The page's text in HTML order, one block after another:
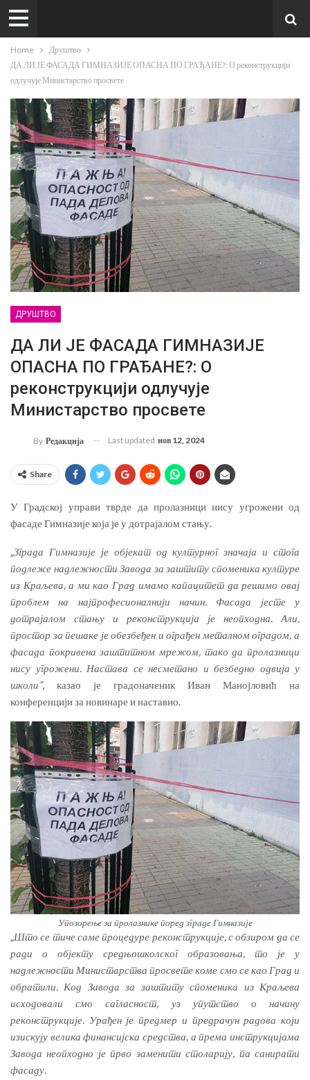
Home
Друштво
ДА ЛИ ЈЕ ФАСАДА ГИМНАЗИЈЕ ОПАСНА ПО ГРАЂАНЕ?: О реконструкцији
одлучује Министарство просвете
ДРУШТВО
ДА ЛИ ЈЕ ФАСАДА ГИМНАЗИЈЕ
ОПАСНА ПО ГРАЂАНЕ?: О
реконструкцији одлучује
Министарство просвете
By Редакција Last updated нов 12, 2024
Share
У Градској управи тврде да пролазници нису угрожени од
фасаде Гимназије која је у дотрајалом стању.
„Зграда Гимназије је објекат од културног значаја и стога
подлеже надлежности Завода за заштиту споменика културе
из Краљева, а ми као Град имамо капацитет да решимо овај
проблем на најпрофесионалнији начин. Фасада јесте у
дотрајалом стању и реконструкција је неопходна. Али,
простор за пешаке је обезбеђен и ограђен металном оградом, а
фасада покривена заштитном мрежом, тако да пролазници
нису угрожени. Настава се несметано и безбедно одвија у
школи“, казао је градоначеник Иван Манојловић на
конференцији за новинаре и наставио.
Упозорење за пролазнике поред зграде Гимназије
„Што се тиче саме процедуре реконструкције, с обзиром да се
ради о објекту средњошколског образовања, то је у
надлежности Министарства просвете коме смо се као Град и
обратили. Код Завода за заштиту споменика из Краљева
исходовали смо сагласност, уз упутство о начину
реконструкције. Урађен је предмер и предрачун радова који
изискују велика финансијска средства, а према инструкцијама
Завода неопходно је прво заменити столарију, па санирати
фасаду.